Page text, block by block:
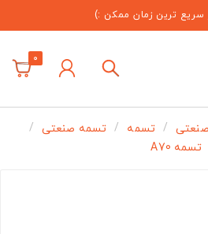
سریع ترین زمان ممکن :)
0
تسمه
تسمه صنعتی
تسمه A70